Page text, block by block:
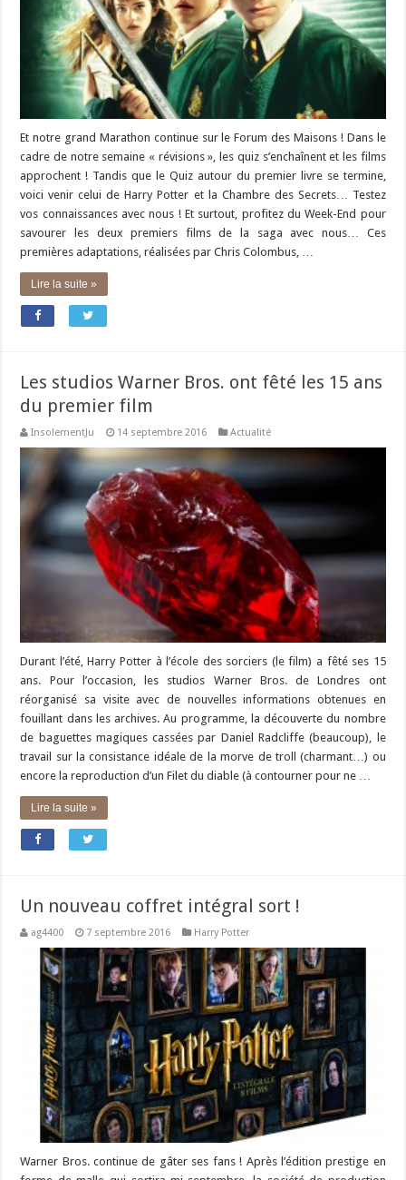
Et notre grand Marathon continue sur le Forum des Maisons ! Dans le
cadre de notre semaine « révisions », les quiz s’enchaînent et les films
approchent ! Tandis que le Quiz autour du premier livre se termine,
voici venir celui de Harry Potter et la Chambre des Secrets… Testez
vos connaissances avec nous ! Et surtout, profitez du Week-End pour
savourer les deux premiers films de la saga avec nous… Ces
premières adaptations, réalisées par Chris Colombus, …
Lire la suite »
Les studios Warner Bros. ont fêté les 15 ans
du premier film
InsolementJu 14 septembre 2016 Actualité
Durant l’été, Harry Potter à l’école des sorciers (le film) a fêté ses 15
ans. Pour l’occasion, les studios Warner Bros. de Londres ont
réorganisé sa visite avec de nouvelles informations obtenues en
fouillant dans les archives. Au programme, la découverte du nombre
de baguettes magiques cassées par Daniel Radcliffe (beaucoup), le
travail sur la consistance idéale de la morve de troll (charmant…) ou
encore la reproduction d’un Filet du diable (à contourner pour ne …
Lire la suite »
Un nouveau coffret intégral sort !
ag4400 7 septembre 2016 Harry Potter
Warner Bros. continue de gâter ses fans ! Après l’édition prestige en